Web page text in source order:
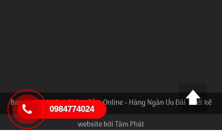
Bản quyền thuộc về Mua Sắm Online - Hàng Ngàn Ưu Đãi Thiết kế
website bởiTâm Phát
0984774024